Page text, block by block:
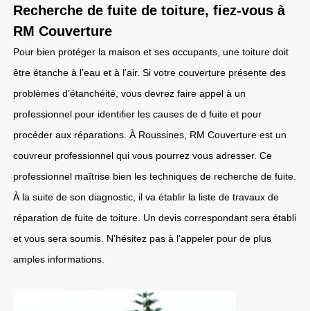
Recherche de fuite de toiture, fiez-vous à
RM Couverture
Pour bien protéger la maison et ses occupants, une toiture doit
être étanche à l’eau et à l’air. Si votre couverture présente des
problèmes d’étanchéité, vous devrez faire appel à un
professionnel pour identifier les causes de d fuite et pour
procéder aux réparations. À Roussines, RM Couverture est un
couvreur professionnel qui vous pourrez vous adresser. Ce
professionnel maîtrise bien les techniques de recherche de fuite.
À la suite de son diagnostic, il va établir la liste de travaux de
réparation de fuite de toiture. Un devis correspondant sera établi
et vous sera soumis. N’hésitez pas à l’appeler pour de plus
amples informations.